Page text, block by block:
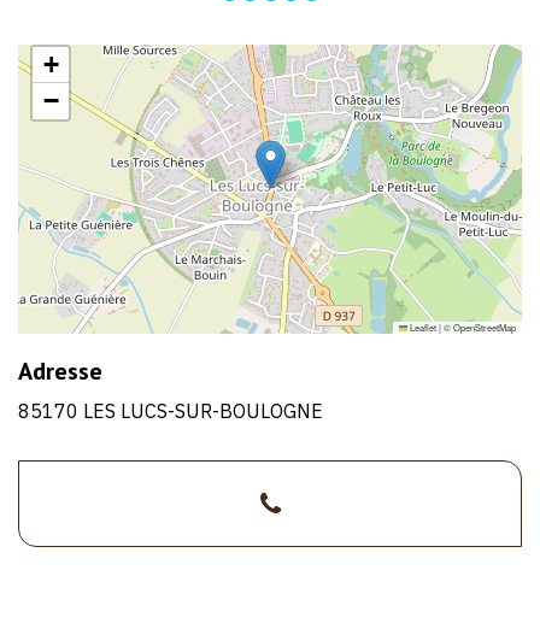
+
−
Leaflet|©OpenStreetMap
Adresse
85170 LES LUCS-SUR-BOULOGNE
>02
51
1/1